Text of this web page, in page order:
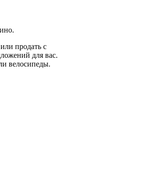
продать с
для вас.
велосипеды.